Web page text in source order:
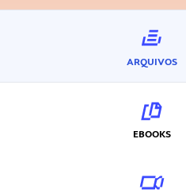
ARQUIVOS
EBOOKS